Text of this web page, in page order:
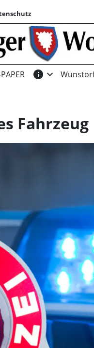
info expand_more
Fahrzeug